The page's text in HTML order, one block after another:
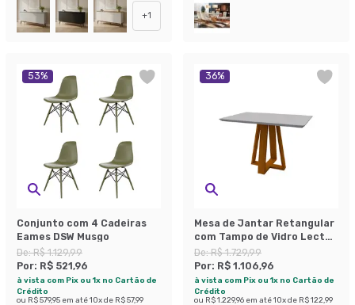
+1
53%
Conjunto com 4 Cadeiras
Eames DSW Musgo
De:R$ 1.129,99
Por: R$ 521,96
à vista com Pix ou 1x no Cartão de
Crédito
ou R$ 579,95 em até10x de R$ 57,99
36%
Mesa de Jantar Retangular
com Tampo de Vidro Lectus
Off White e Ype 120 cm
De:R$ 1.729,99
Por: R$ 1.106,96
à vista com Pix ou 1x no Cartão de
Crédito
ou R$ 1.229,96 em até10x de R$ 122,99